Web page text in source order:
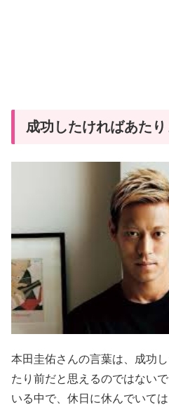
成功したければあたり
本田圭佑さんの言葉は、成功
たり前だと思えるのではない
いる中で、休日に休んでいて